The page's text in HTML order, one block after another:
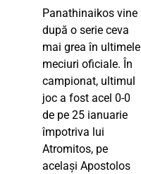
Panathinaikos vine
după o serie ceva
mai grea în ultimele
meciuri oficiale. În
campionat, ultimul
joc a fost acel 0-0
de pe 25 ianuarie
împotriva lui
Atromitos, pe
același Apostolos